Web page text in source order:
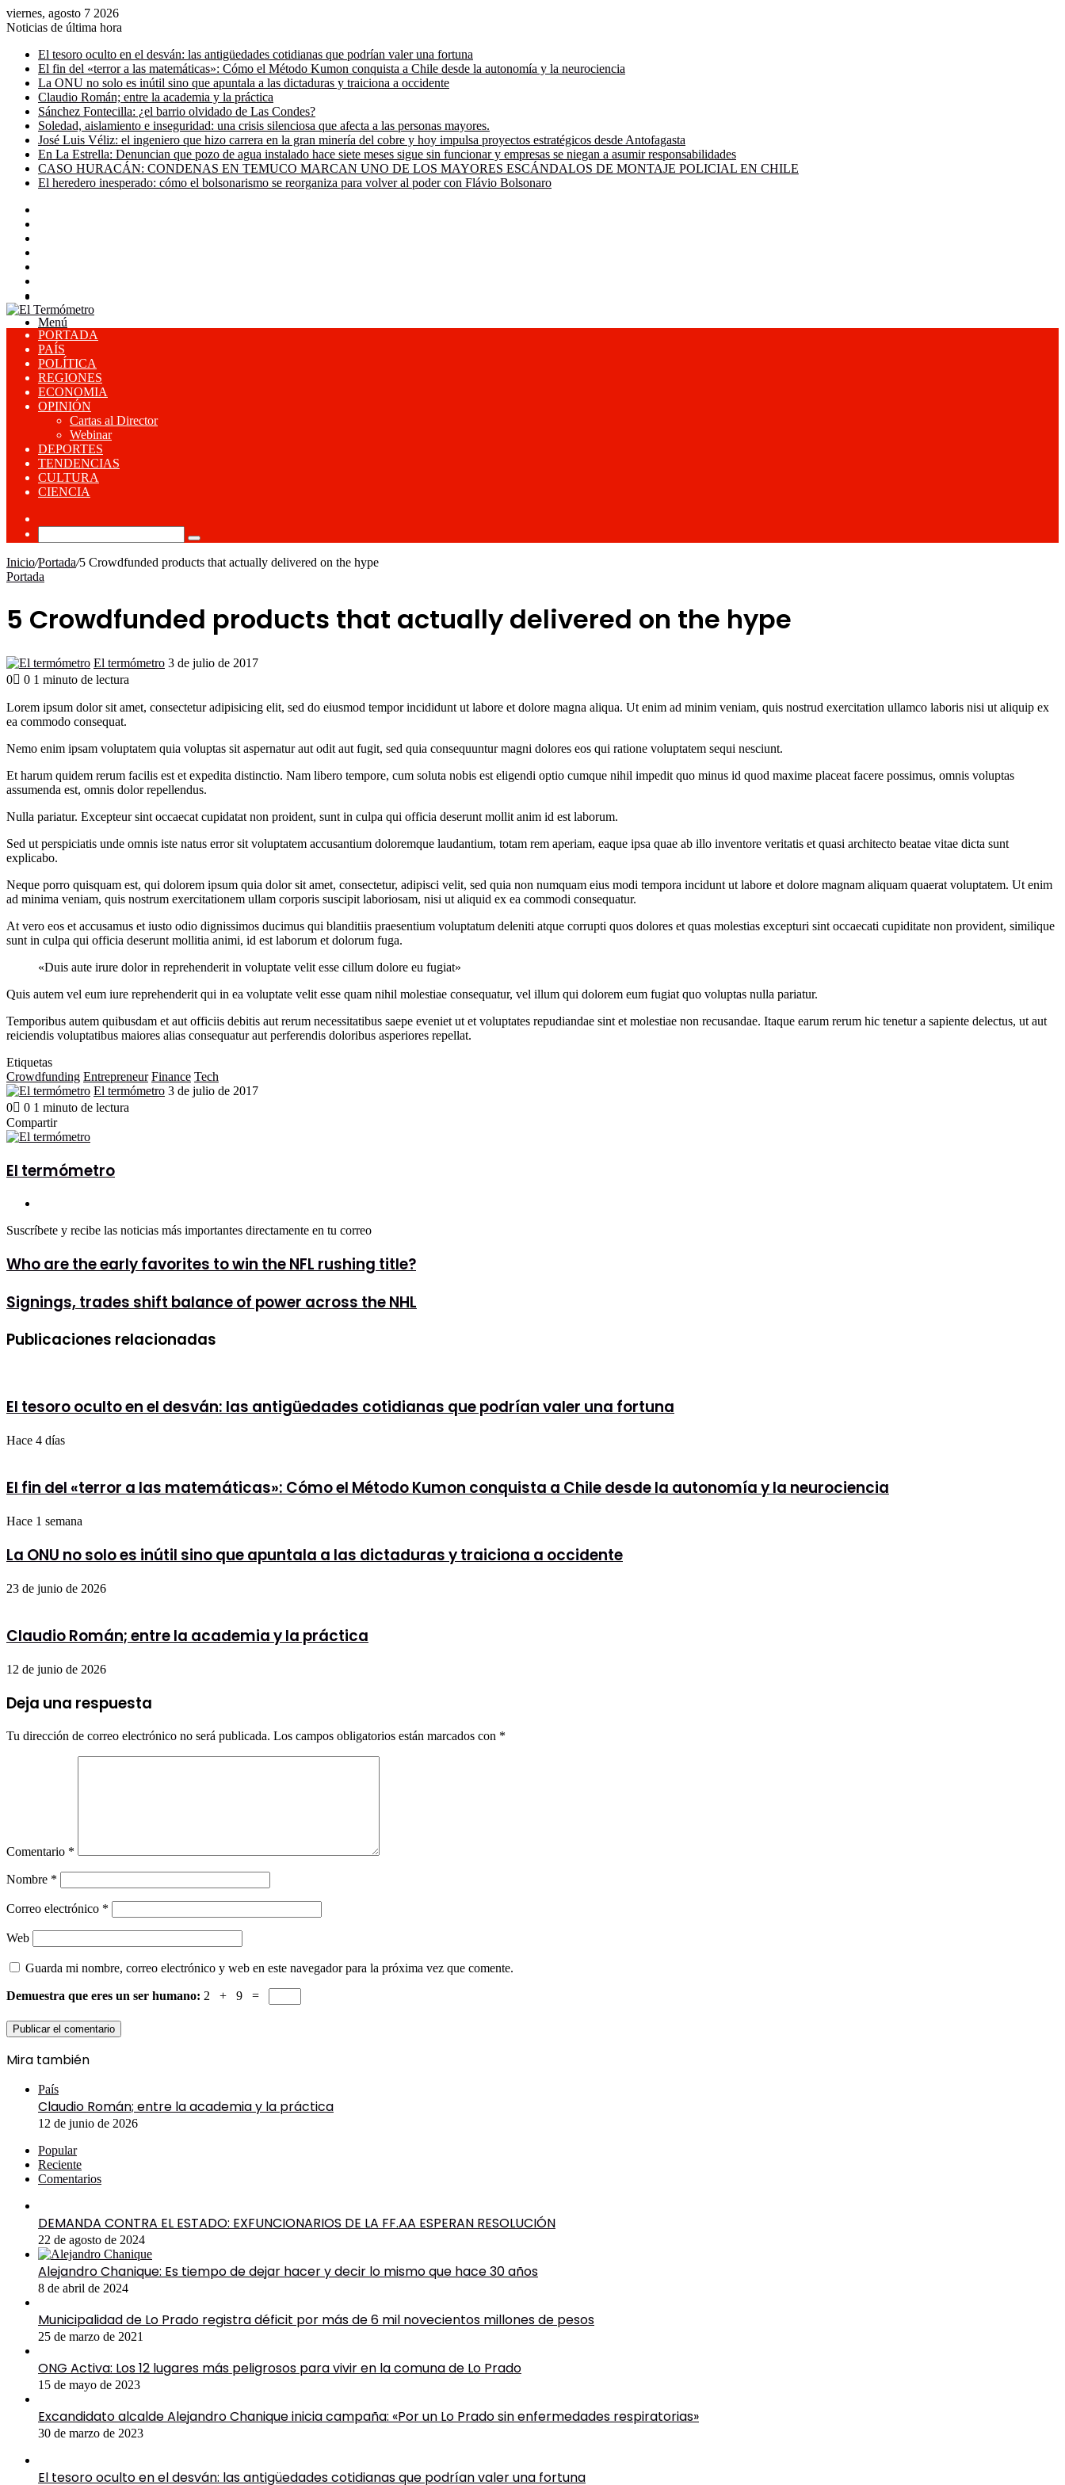
viernes, agosto 7 2026
Noticias de última hora
El tesoro oculto en el desván: las antigüedades cotidianas que podrían valer una fortuna
El fin del «terror a las matemáticas»: Cómo el Método Kumon conquista a Chile desde la autonomía y la neurociencia
La ONU no solo es inútil sino que apuntala a las dictaduras y traiciona a occidente
Claudio Román; entre la academia y la práctica
Sánchez Fontecilla: ¿el barrio olvidado de Las Condes?
Soledad, aislamiento e inseguridad: una crisis silenciosa que afecta a las personas mayores.
José Luis Véliz: el ingeniero que hizo carrera en la gran minería del cobre y hoy impulsa proyectos estratégicos desde Antofagasta
En La Estrella: Denuncian que pozo de agua instalado hace siete meses sigue sin funcionar y empresas se niegan a asumir responsabilidades
CASO HURACÁN: CONDENAS EN TEMUCO MARCAN UNO DE LOS MAYORES ESCÁNDALOS DE MONTAJE POLICIAL EN CHILE
El heredero inesperado: cómo el bolsonarismo se reorganiza para volver al poder con Flávio Bolsonaro
azar
lateral
Menú
por
PORTADA
PAÍS
POLÍTICA
REGIONES
ECONOMIA
OPINIÓN
Cartas al Director
Webinar
DEPORTES
TENDENCIAS
CULTURA
CIENCIA
azar
Buscar
Inicio/Portada/5 Crowdfunded products that actually delivered on the hype
Portada
5 Crowdfunded products that actually delivered on the hype
El termómetro Send
3 de julio de 2017
0
0 1 minuto de lectura
Facebook
X
LinkedIn
Tumblr
Pinterest
Reddit
VKontakte
Odnoklassniki
Pocket
Lorem ipsum dolor sit amet, consectetur adipisicing elit, sed do eiusmod tempor incididunt ut labore et dolore magna aliqua. Ut enim ad minim veniam, quis nostrud exercitation ullamco laboris nisi ut aliquip ex
ea commodo consequat.
Nemo enim ipsam voluptatem quia voluptas sit aspernatur aut odit aut fugit, sed quia consequuntur magni dolores eos qui ratione voluptatem sequi nesciunt.
Et harum quidem rerum facilis est et expedita distinctio. Nam libero tempore, cum soluta nobis est eligendi optio cumque nihil impedit quo minus id quod maxime placeat facere possimus, omnis voluptas
assumenda est, omnis dolor repellendus.
Nulla pariatur. Excepteur sint occaecat cupidatat non proident, sunt in culpa qui officia deserunt mollit anim id est laborum.
Sed ut perspiciatis unde omnis iste natus error sit voluptatem accusantium doloremque laudantium, totam rem aperiam, eaque ipsa quae ab illo inventore veritatis et quasi architecto beatae vitae dicta sunt
explicabo.
Neque porro quisquam est, qui dolorem ipsum quia dolor sit amet, consectetur, adipisci velit, sed quia non numquam eius modi tempora incidunt ut labore et dolore magnam aliquam quaerat voluptatem. Ut enim
ad minima veniam, quis nostrum exercitationem ullam corporis suscipit laboriosam, nisi ut aliquid ex ea commodi consequatur.
At vero eos et accusamus et iusto odio dignissimos ducimus qui blanditiis praesentium voluptatum deleniti atque corrupti quos dolores et quas molestias excepturi sint occaecati cupiditate non provident, similique
sunt in culpa qui officia deserunt mollitia animi, id est laborum et dolorum fuga.
«Duis aute irure dolor in reprehenderit in voluptate velit esse cillum dolore eu fugiat»
Quis autem vel eum iure reprehenderit qui in ea voluptate velit esse quam nihil molestiae consequatur, vel illum qui dolorem eum fugiat quo voluptas nulla pariatur.
Temporibus autem quibusdam et aut officiis debitis aut rerum necessitatibus saepe eveniet ut et voluptates repudiandae sint et molestiae non recusandae. Itaque earum rerum hic tenetur a sapiente delectus, ut aut
reiciendis voluptatibus maiores alias consequatur aut perferendis doloribus asperiores repellat.
Etiquetas
Crowdfunding Entrepreneur Finance Tech
El termómetro Send
3 de julio de 2017
0
0 1 minuto de lectura
Facebook
X
LinkedIn
Tumblr
Pinterest
Reddit
VKontakte
Odnoklassniki
Pocket
Compartir
Facebook
X
LinkedIn
Tumblr
Pinterest
Reddit
VKontakte
Odnoklassniki
Pocket
Compartir
correo
electrónico
Imprimir
El termómetro
Suscríbete y recibe las noticias más importantes directamente en tu correo
Who
are
early
favorites
win
title?
Who are the early favorites to win the NFL rushing title?
Signings,
trades
balance
NHL
Signings, trades shift balance of power across the NHL
Publicaciones relacionadas
El tesoro oculto en el desván: las antigüedades cotidianas que podrían valer una fortuna
Hace 4 días
El fin del «terror a las matemáticas»: Cómo el Método Kumon conquista a Chile desde la autonomía y la neurociencia
Hace 1 semana
La ONU no solo es inútil sino que apuntala a las dictaduras y traiciona a occidente
23 de junio de 2026
Claudio Román; entre la academia y la práctica
12 de junio de 2026
Deja una respuesta
Tu dirección de correo electrónico no será publicada. Los campos obligatorios están marcados con *
Comentario *
Nombre *
Correo electrónico *
Web
Guarda mi nombre, correo electrónico y web en este navegador para la próxima vez que comente.
Demuestra que eres un ser humano: 2 + 9 =
Mira también
País
Claudio Román; entre la academia y la práctica
12 de junio de 2026
Popular
Reciente
Comentarios
DEMANDA CONTRA EL ESTADO: EXFUNCIONARIOS DE LA FF.AA ESPERAN RESOLUCIÓN
22 de agosto de 2024
Alejandro Chanique: Es tiempo de dejar hacer y decir lo mismo que hace 30 años
8 de abril de 2024
Municipalidad de Lo Prado registra déficit por más de 6 mil novecientos millones de pesos
25 de marzo de 2021
ONG Activa: Los 12 lugares más peligrosos para vivir en la comuna de Lo Prado
15 de mayo de 2023
Excandidato alcalde Alejandro Chanique inicia campaña: «Por un Lo Prado sin enfermedades respiratorias»
30 de marzo de 2023
El tesoro oculto en el desván: las antigüedades cotidianas que podrían valer una fortuna